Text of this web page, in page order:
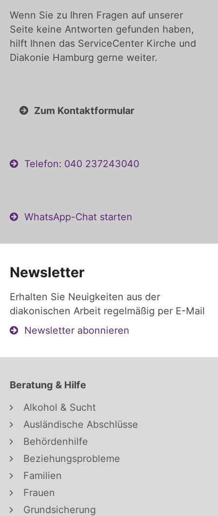
Wenn Sie zu Ihren Fragen auf unserer
Seite keine Antworten gefunden haben,
hilft Ihnen das ServiceCenter Kirche und
Diakonie Hamburg gerne weiter.
Zum Kontaktformular
Telefon: 040 237243040
WhatsApp-Chat starten
Newsletter
Erhalten Sie Neuigkeiten aus der
diakonischen Arbeit regelmäßig per E-Mail
Newsletter abonnieren
Beratung & Hilfe
Alkohol & Sucht
Ausländische Abschlüsse
Behördenhilfe
Beziehungsprobleme
Familien
Frauen
Grundsicherung